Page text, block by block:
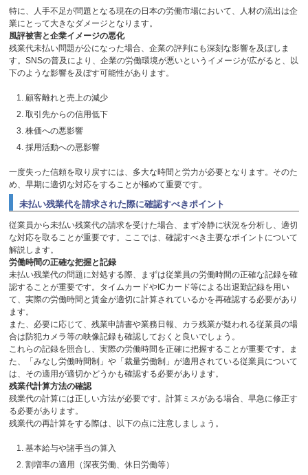
特に、人手不足が問題となる現在の日本の労働市場において、人材の流出は企
業にとって大きなダメージとなります。
風評被害と企業イメージの悪化
残業代未払い問題が公になった場合、企業の評判にも深刻な影響を及ぼしま
す。SNSの普及により、企業の労働環境が悪いというイメージが広がると、以
下のような影響を及ぼす可能性があります。
顧客離れと売上の減少
取引先からの信用低下
株価への悪影響
採用活動への悪影響
一度失った信頼を取り戻すには、多大な時間と労力が必要となります。そのた
め、早期に適切な対応をすることが極めて重要です。
未払い残業代を請求された際に確認すべきポイント
従業員から未払い残業代の請求を受けた場合、まず冷静に状況を分析し、適切
な対応を取ることが重要です。ここでは、確認すべき主要なポイントについて
解説します。
労働時間の正確な把握と記録
未払い残業代の問題に対処する際、まずは従業員の労働時間の正確な記録を確
認することが重要です。タイムカードやICカード等による出退勤記録を用い
て、実際の労働時間と賃金が適切に計算されているかを再確認する必要があり
ます。
また、必要に応じて、残業申請書や業務日報、カラ残業が疑われる従業員の場
合は防犯カメラ等の映像記録も確認しておくと良いでしょう。
これらの記録を照合し、実際の労働時間を正確に把握することが重要です。ま
た、「みなし労働時間制」や「裁量労働制」が適用されている従業員について
は、その適用が適切かどうかも確認する必要があります。
残業代計算方法の確認
残業代の計算には正しい方法が必要です。計算ミスがある場合、早急に修正す
る必要があります。
残業代の再計算をする際は、以下の点に注意しましょう。
基本給与や諸手当の算入
割増率の適用（深夜労働、休日労働等）